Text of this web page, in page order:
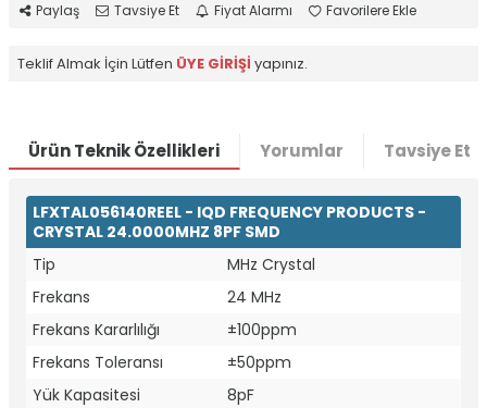
Paylaş Tavsiye Et Fiyat Alarmı Favorilere Ekle
Teklif Almak İçin Lütfen ÜYE GİRİŞİ yapınız.
Ürün Teknik Özellikleri Yorumlar Tavsiye Et
LFXTAL056140REEL - IQD FREQUENCY PRODUCTS -
CRYSTAL 24.0000MHZ 8PF SMD
Tip
MHz Crystal
Frekans
24 MHz
Frekans Kararlılığı
±100ppm
Frekans Toleransı
±50ppm
Yük Kapasitesi
8pF